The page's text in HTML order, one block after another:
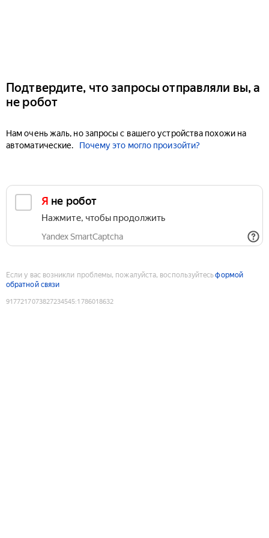
Подтвердите, что запросы отправляли вы, а
не робот
Нам очень жаль, но запросы с вашего устройства похожи на
автоматические.
Почему это могло произойти?
Я не робот
Нажмите, чтобы продолжить
Yandex SmartCaptcha
Если у вас возникли проблемы, пожалуйста, воспользуйтесьформой
обратной связи
9177217073827234545:1786018632